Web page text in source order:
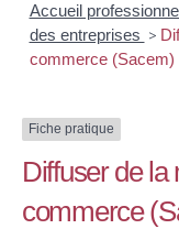
Accueil
des entreprises >
commerce (Sacem)
Fiche pratique
Diffuser de
commerce